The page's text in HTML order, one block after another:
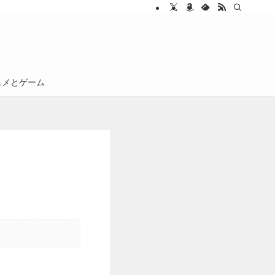
とゲーム